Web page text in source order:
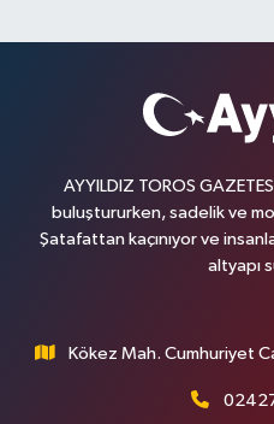
AYYILDIZ TOROS
buluştururken, sadelik ve
Şatafattan kaçınıyor ve
altyapı
Kökez Mah. Cumhuriyet